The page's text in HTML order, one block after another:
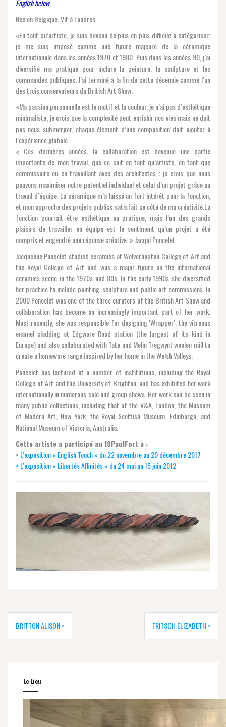
English below
Née en Belgique. Vit à Londres
«En tant qu’artiste, je suis devenu de plus en plus difficile à catégoriser:
je me suis imposé comme une figure majeure de la céramique
internationale dans les années 1970 et 1980. Puis dans les années 90, j’ai
diversifié ma pratique pour inclure la peinture, la sculpture et les
commandes publiques. J’ai terminé à la fin de cette décennie comme l’un
des trois conservateurs du British Art Show.
«Ma passion personnelle est le motif et la couleur, je n’ai pas d’esthétique
minimaliste, je crois que la complexité peut enrichir nos vies mais ne doit
pas nous submerger, chaque élément d’une composition doit ajouter à
l’expérience globale.
« Ces dernières années, la collaboration est devenue une partie
importante de mon travail, que ce soit en tant qu’artiste, en tant que
commissaire ou en travaillant avec des architectes ; je crois que nous
pouvons maximiser notre potentiel individuel et celui d’un projet grâce au
travail d’équipe. La céramique m’a laissé un fort intérêt pour la fonction,
et mon approche des projets publics satisfait ce côté de ma créativité.La
fonction pourrait être esthétique ou pratique, mais l’un des grands
plaisirs de travailler en équipe est le sentiment qu’un projet a été
compris et engendré une réponse créative. » Jacqui Poncelet
Jacqueline Poncelet studied ceramics at Wolverhapton College of Art and
the Royal College of Art and was a major figure on the international
ceramics scene in the 1970s and 80s. In the early 1990s she diversified
her practice to include painting, sculpture and public art commissions. In
2000 Poncelet was one of the three curators of the British Art Show and
collaboration has become an increasingly important part of her work.
Most recently, she was responsible for designing ‘Wrapper’, the vitreous
enamel cladding at Edgware Road station (the largest of its kind in
Europe) and also collaborated with Tate and Melin Tregwynt woolen mill to
create a homeware range inspired by her home in the Welsh Valleys.
Poncelet has lectured at a number of institutions, including the Royal
College of Art and the University of Brighton, and has exhibited her work
internationally in numerous solo and group shows. Her work can be seen in
many public collections, including that of the V&A, London, the Museum
of Modern Art, New York, the Royal Scottish Museum, Edinburgh, and
National Museum of Victoria, Australia.
Cette artiste a participé au 19PaulFort à :
> L’exposition « English Touch » du 22 novembre au 20 décembre 2017
> L’exposition « Libertés Affinités » du 24 mai au 15 juin 2012
Navigation
BRITTON ALISON • FRITSCH ELIZABETH •
Le Lieu